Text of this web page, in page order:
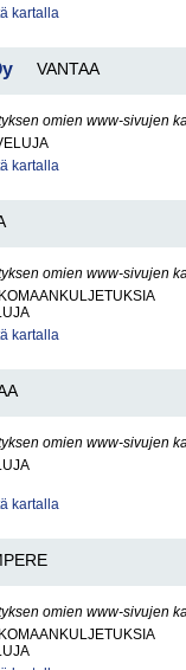
kartalla
VANTAA
omien www-sivujen
kartalla
omien www-sivujen
kartalla
omien www-sivujen
kartalla
omien www-sivujen